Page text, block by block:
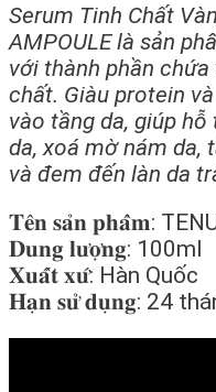
Serum Tinh Chất
AMPOULE là sản
với thành phần chứa
chất. Giàu protein
vào tầng da, giúp hỗ
da, xoá mờ nám da,
và đem đến làn da
𝐓𝐞̂𝐧 𝐬𝐚̉𝐧 𝐩𝐡𝐚̂̉𝐦:
𝐃𝐮𝐧𝐠 𝐥𝐮̛𝐨̛̣𝐧𝐠: 100ml
𝐗𝐮𝐚̂́𝐭 𝐱𝐮̛́: Hàn Quốc
𝐇𝐚̣𝐧 𝐬𝐮̛̉ 𝐝𝐮̣𝐧𝐠: 24